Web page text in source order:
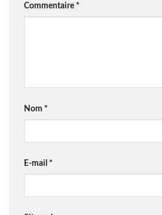
Commentaire *
Nom *
E-mail *